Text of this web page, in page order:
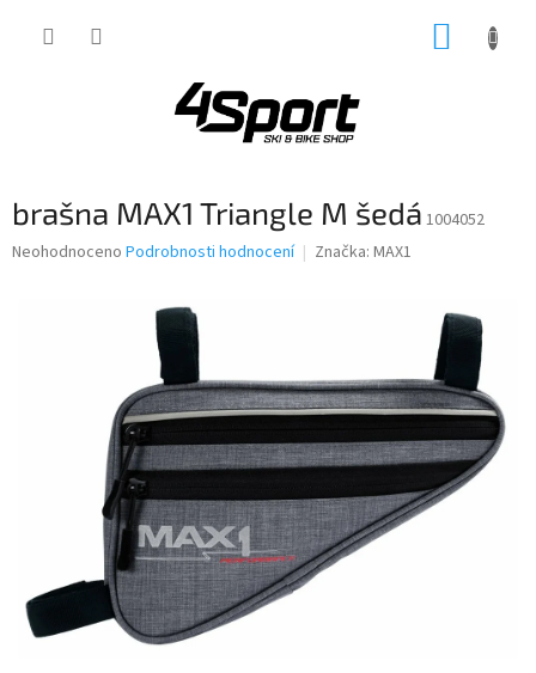
brašna MAX1 Triangle M šedá 1004052
Průměrné
Neohodnoceno Podrobnosti hodnocení Značka: MAX1